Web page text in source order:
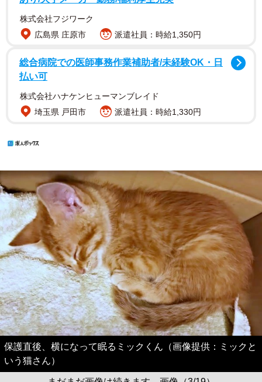
株式会社フジワーク
広島県 庄原市
派遣社員：時給1,350円
総合病院での医師事務作業補助者/未経験OK・日
払い可
株式会社ハナケンヒューマンブレイド
埼玉県 戸田市
派遣社員：時給1,330円
保護直後、横になって眠るミックくん（画像提供：ミックと
いう猫さん）